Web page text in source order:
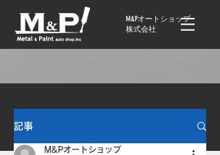
M&Pオートショップ
株式会社
記事
M&Pオートショップ